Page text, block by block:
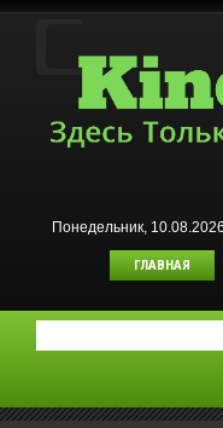
Понедельник,
ГЛАВНАЯ